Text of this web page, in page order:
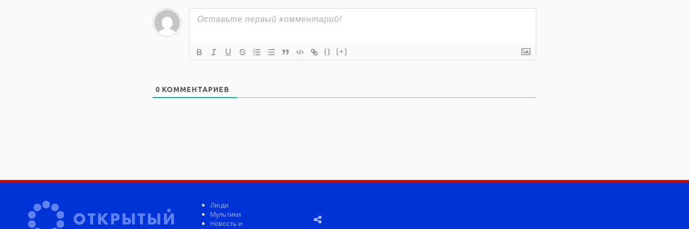
{} [+]
0 КОММЕНТАРИЕВ
Люди
Мультики
Новость и